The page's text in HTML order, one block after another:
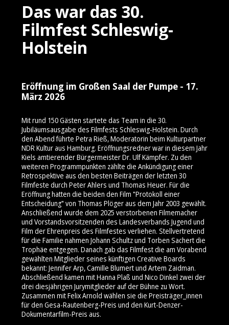
Das war das 30.
Filmfest Schleswig-
Holstein
Eröffnung im Großen Saal der Pumpe - 17.
März 2026
Mit rund 150 Gästen startete das Team in die 30.
Jubiläumsausgabe des Filmfests Schleswig-Holstein. Durch
den Abend führte Petra Rieß, Moderatorin beim Kulturpartner
NDR Kultur aus Hamburg. Eröffnungsredner war in diesem Jahr
Kiels amtierender Bürgermeister Dr. Ulf Kämpfer. Zu den
weiteren Programmpunkten zählte die Ankündigung einer
Retrospektive aus den besten Beiträgen der letzten 30
Filmfeste durch Peter Ahlers und Thomas Heuer. Für die
Eröffnung hatten die beiden den Film "Protokoll einer
Entscheidung" von Thomas Plöger aus dem Jahr 2003 gewählt.
Anschließend wurde dem 2025 verstorbenen Filmemacher
und Vorstandsvorsitzenden des Landesverbands Jugend und
Film der Ehrenpreis des Filmfestes verliehen. Stellvertretend
für die Familie nahmen Johann Schultz und Torben Sachert die
Trophäe entgegen. Danach gab das Filmfest die am Vorabend
gewählten Mitglieder seines künftigen Creative Boards
bekannt: Jennifer Arp, Camille Blumert und Artem Zaidman.
Abschließend kamen mit Hanna Plaß und Nico Dinkel zwei der
drei diesjährigen Jurymitglieder auf der Bühne zu Wort.
Zusammen mit Felix Arnold wählen sie die Preisträger_innen
für den Gesa-Rautenberg-Preis und den Kurt-Denzer-
Dokumentarfilm-Preis aus.